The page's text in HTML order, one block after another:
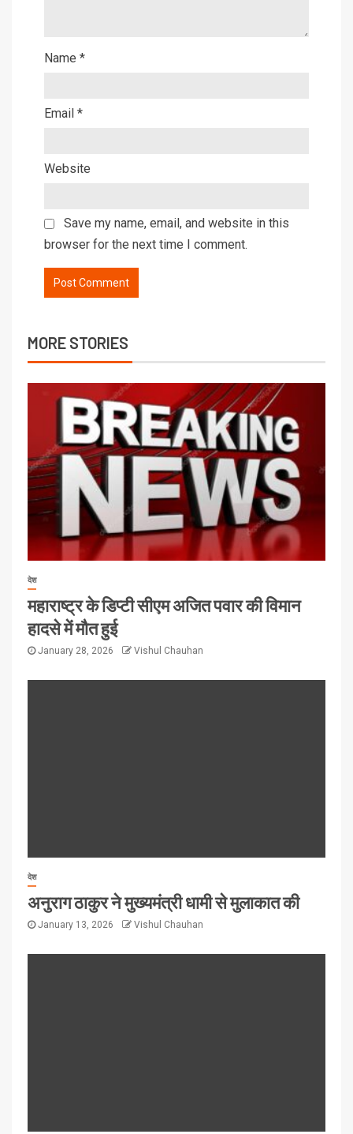
Name *
Email *
Website
Save my name, email, and website in this
browser for the next time I comment.
MORE STORIES
देश
महाराष्ट्र के डिप्टी सीएम अजित पवार की विमान
हादसे में मौत हुई
January 28, 2026 Vishul Chauhan
देश
अनुराग ठाकुर ने मुख्यमंत्री धामी से मुलाकात की
January 13, 2026 Vishul Chauhan